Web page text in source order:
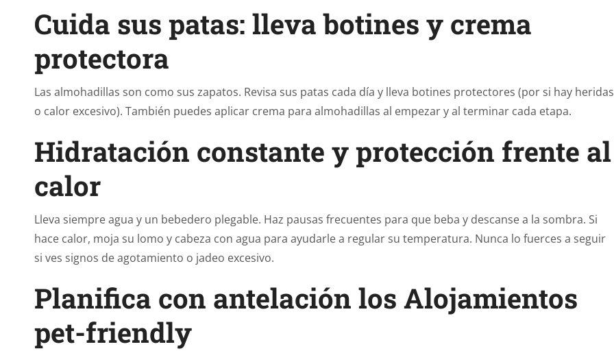
Cuida sus patas: lleva botines y crema
protectora
Las almohadillas son como sus zapatos. Revisa sus patas cada día y lleva botines protectores (por si hay heridas
o calor excesivo). También puedes aplicar crema para almohadillas al empezar y al terminar cada etapa.
Hidratación constante y protección frente al
calor
Lleva siempre agua y un bebedero plegable. Haz pausas frecuentes para que beba y descanse a la sombra. Si
hace calor, moja su lomo y cabeza con agua para ayudarle a regular su temperatura. Nunca lo fuerces a seguir
si ves signos de agotamiento o jadeo excesivo.
Planifica con antelación los Alojamientos
pet-friendly